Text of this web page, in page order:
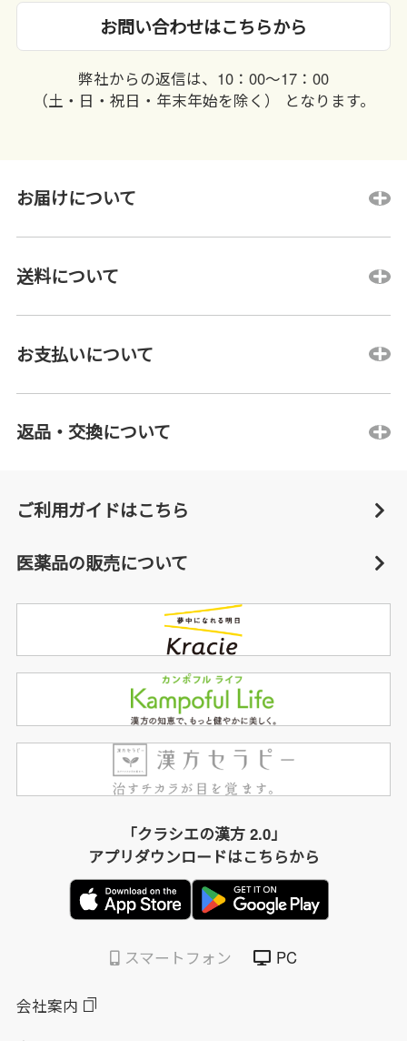
お問い合わせはこちらから
弊社からの返信は、10：00〜17：00
（土・日・祝日・年末年始を除く） となります。
お届けについて
送料について
お支払いについて
返品・交換について
ご利用ガイドはこちら
医薬品の販売について
「クラシエの漢方 2.0」
アプリダウンロードはこちらから
スマートフォン PC
会社案内